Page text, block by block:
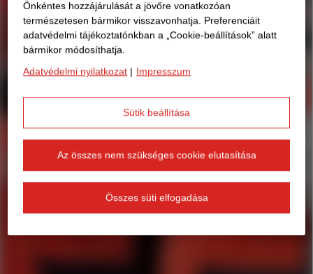
Önkéntes hozzájárulását a jövőre vonatkozóan
természetesen bármikor visszavonhatja. Preferenciáit
adatvédelmi tájékoztatónkban a „Cookie-beállítások” alatt
bármikor módosíthatja.
Adatvédelmi nyilatkozat | Impresszum
Sütik beállítása
Az összes nem szükséges cookie elutasítása
Összes süti elfogadása